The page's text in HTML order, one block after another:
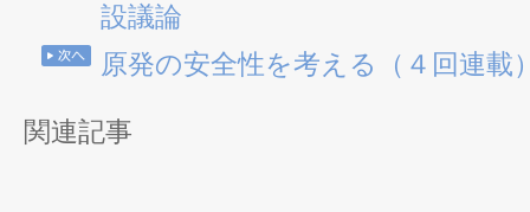
設議論
原発の安全性を考える（４回連載
関連記事